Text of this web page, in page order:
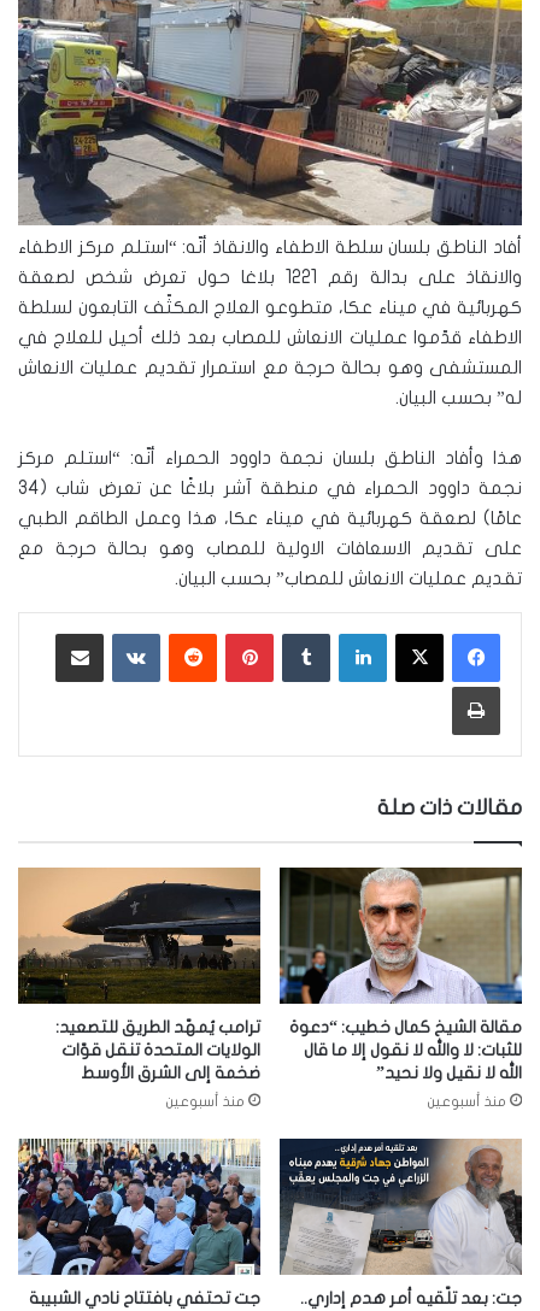
أفاد الناطق بلسان سلطة الاطفاء والانقاذ أنّه: “استلم مركز الاطفاء
والانقاذ على بدالة رقم 1221 بلاغا حول تعرض شخص لصعقة
كهربائية في ميناء عكا، متطوعو العلاج المكثّف التابعون لسلطة
الاطفاء قدّموا عمليات الانعاش للمصاب بعد ذلك أحيل للعلاج في
المستشفى وهو بحالة حرجة مع استمرار تقديم عمليات الانعاش
له” بحسب البيان.
هذا وأفاد الناطق بلسان نجمة داوود الحمراء أنّه: “استلم مركز
نجمة داوود الحمراء في منطقة آشر بلاغًا عن تعرض شاب (34
عامًا) لصعقة كهربائية في ميناء عكا، هذا وعمل الطاقم الطبي
على تقديم الاسعافات الاولية للمصاب وهو بحالة حرجة مع
تقديم عمليات الانعاش للمصاب” بحسب البيان.
لينكدإن بينتيريست ‏VKontakte
طباعة
مقالات ذات صلة
مقالة الشيخ كمال خطيب: “دعوة
للثبات: لا والله لا نقول إلا ما قال
الله لا نقيل ولا نحيد”
منذ أسبوعين
ترامب يُمهّد الطريق للتصعيد:
الولايات المتحدة تنقل قوّات
ضخمة إلى الشرق الأوسط
منذ أسبوعين
جت: بعد تلّقيه أمر هدم إداري..
جت تحتفي بافتتاح نادي الشبيبة